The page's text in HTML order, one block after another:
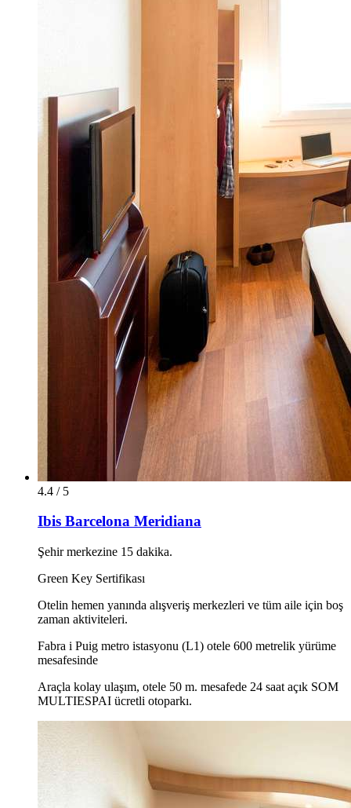
4.4 / 5
Ibis Barcelona Meridiana
Şehir merkezine 15 dakika.
Green Key Sertifikası
Otelin hemen yanında alışveriş merkezleri ve tüm aile için boş
zaman aktiviteleri.
Fabra i Puig metro istasyonu (L1) otele 600 metrelik yürüme
mesafesinde
Araçla kolay ulaşım, otele 50 m. mesafede 24 saat açık SOM
MULTIESPAI ücretli otoparkı.